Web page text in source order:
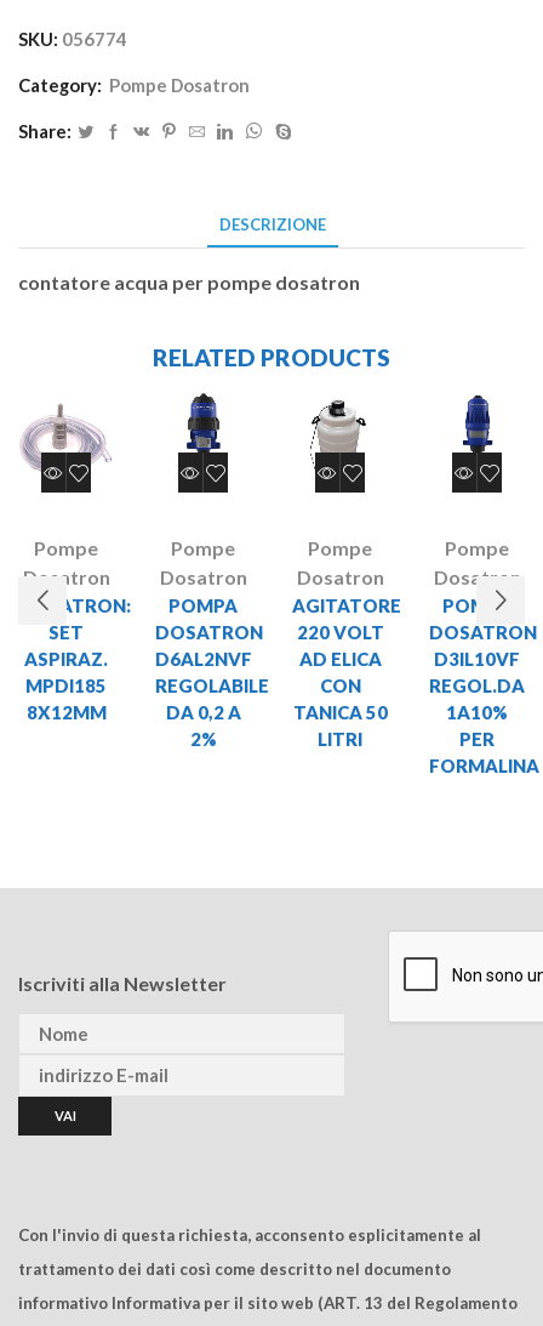
SKU: 056774
Category: Pompe Dosatron
Share:
DESCRIZIONE
contatore acqua per pompe dosatron
RELATED PRODUCTS
Pompe
Dosatron
DOSATRON:
SET
ASPIRAZ.
MPDI185
8X12MM
Pompe
Dosatron
POMPA
DOSATRON
D6AL2NVF
REGOLABILE
DA 0,2 A
2%
Pompe
Dosatron
AGITATORE
220 VOLT
AD ELICA
CON
TANICA 50
LITRI
Pompe
Dosatron
POMPA
DOSATRON
D3IL10VF
REGOL.DA
1A10%
PER
FORMALINA
Iscriviti alla Newsletter
Con l'invio di questa richiesta, acconsento esplicitamente al
trattamento dei dati così come descritto nel documento
informativo Informativa per il sito web (ART. 13 del Regolamento